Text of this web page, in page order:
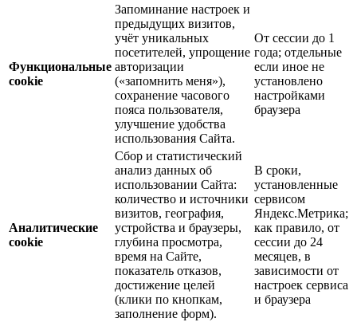
Функциональные
cookie
Запоминание настроек и
предыдущих визитов,
учёт уникальных
посетителей, упрощение
авторизации
(«запомнить меня»),
сохранение часового
пояса пользователя,
улучшение удобства
использования Сайта.
От сессии до 1
года; отдельные
если иное не
установлено
настройками
браузера
Аналитические
cookie
Сбор и статистический
анализ данных об
использовании Сайта:
количество и источники
визитов, география,
устройства и браузеры,
глубина просмотра,
время на Сайте,
показатель отказов,
достижение целей
(клики по кнопкам,
заполнение форм).
В сроки,
установленные
сервисом
Яндекс.Метрика;
как правило, от
сессии до 24
месяцев, в
зависимости от
настроек сервиса
и браузера